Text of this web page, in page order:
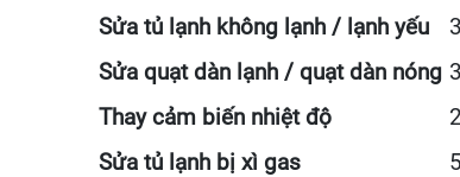
Sửa tủ lạnh không lạnh / lạnh yếu
Sửa quạt dàn lạnh / quạt dàn nóng
Thay cảm biến nhiệt độ
Sửa tủ lạnh bị xì gas